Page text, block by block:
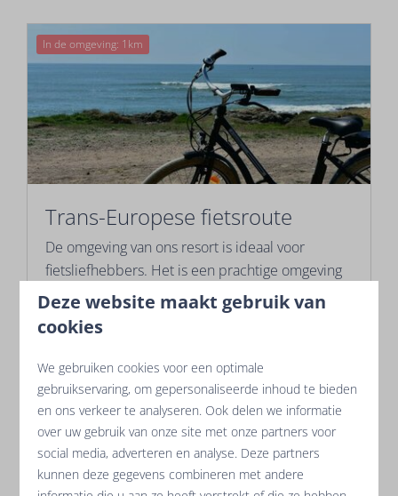
In de omgeving: 1km
Trans-Europese fietsroute
De omgeving van ons resort is ideaal voor
fietsliefhebbers. Het is een prachtige omgeving
met meer dan 1000km aan fietsroutes die u kunt
bewonderen.
Meer
In de omgeving: 3km
Deze website maakt gebruik van
cookies
We gebruiken cookies voor een optimale
gebruikservaring, om gepersonaliseerde inhoud te bieden
en ons verkeer te analyseren. Ook delen we informatie
over uw gebruik van onze site met onze partners voor
social media, adverteren en analyse. Deze partners
kunnen deze gegevens combineren met andere